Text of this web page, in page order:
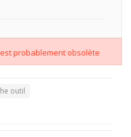
probablement obsolète
outil